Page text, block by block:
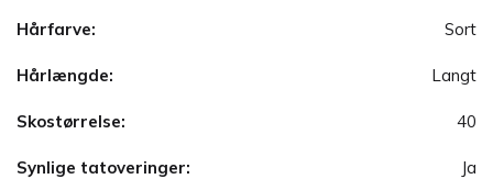
Hårfarve: Sort
Hårlængde: Langt
Skostørrelse: 40
Synlige tatoveringer: Ja